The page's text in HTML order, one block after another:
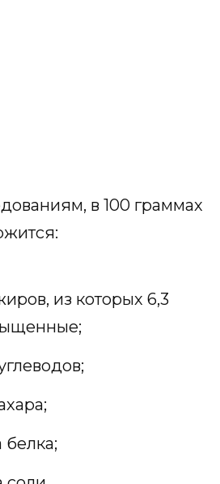
в 100 граммах
из которых 6,3
белка;